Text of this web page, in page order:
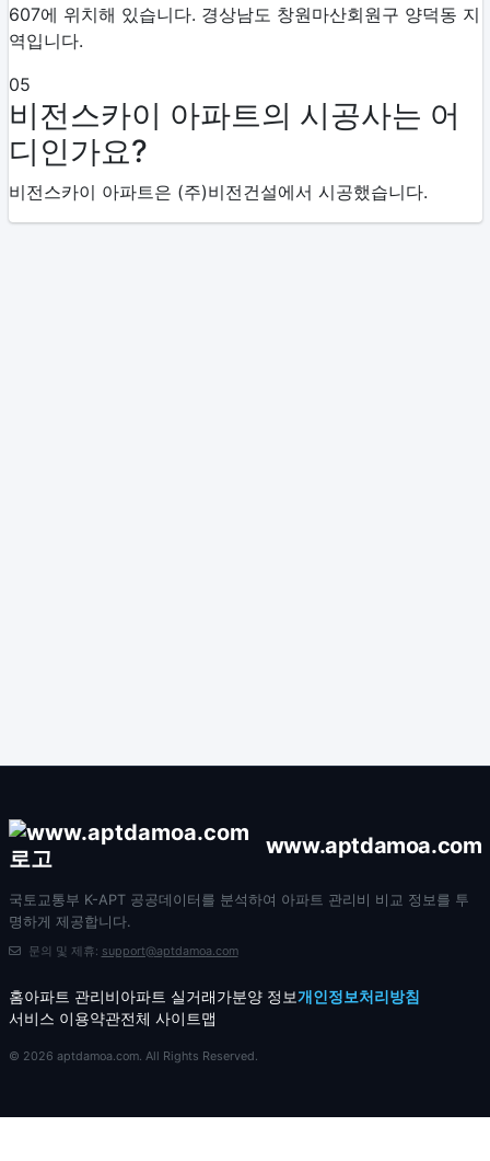
607에 위치해 있습니다. 경상남도 창원마산회원구 양덕동 지
역입니다.
05
비전스카이 아파트의 시공사는 어
디인가요?
비전스카이 아파트은 (주)비전건설에서 시공했습니다.
www.aptdamoa.com
국토교통부 K-APT 공공데이터를 분석하여 아파트 관리비 비교 정보를 투
명하게 제공합니다.
문의 및 제휴: support@aptdamoa.com
홈아파트 관리비아파트 실거래가분양 정보개인정보처리방침
서비스 이용약관전체 사이트맵
© 2026 aptdamoa.com. All Rights Reserved.